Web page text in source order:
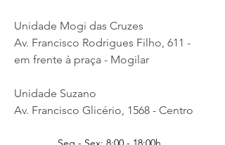
Unidade Mogi das Cruzes
Av. Francisco Rodrigues Filho, 611 -
em frente à praça - Mogilar
Unidade Suzano
Av. Francisco Glicério, 1568 - Centro